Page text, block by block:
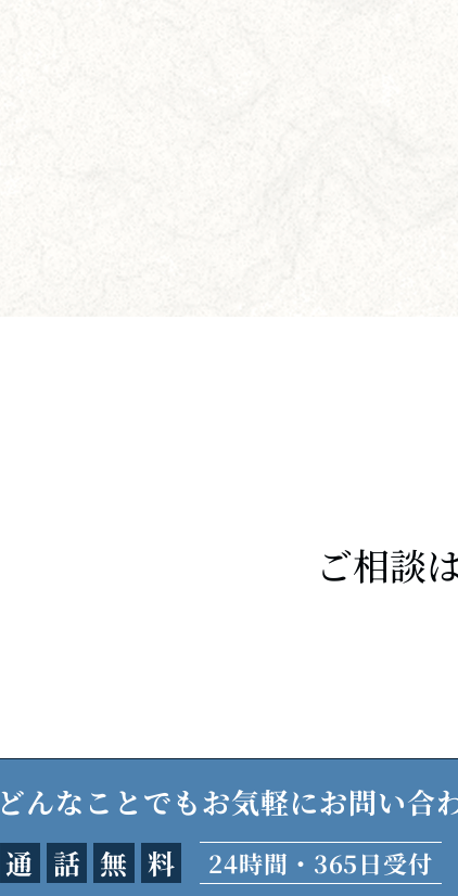
ご相談
どんなことでもお気軽にお問い合
通 話 無 料 24時間・365日受付